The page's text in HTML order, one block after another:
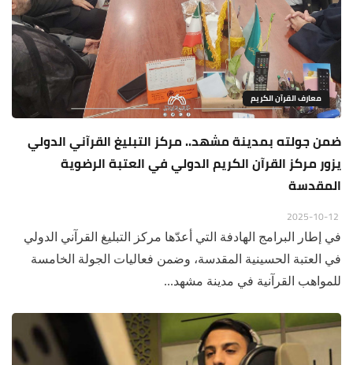
معارف القرآن الكريم
ضمن جولته بمدينة مشهد.. مركز التبليغ القرآني الدولي
يزور مركز القرآن الكريم الدولي في العتبة الرضوية
المقدسة
في إطار البرامج الهادفة التي أعدّها مركز التبليغ القرآني الدولي
في العتبة الحسينية المقدسة، وضمن فعاليات الجولة الخامسة
للمواهب القرآنية في مدينة مشهد...